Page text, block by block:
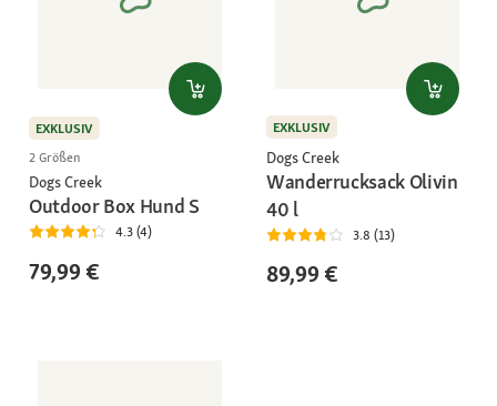
EXKLUSIV
2 Größen
Dogs Creek
Outdoor Box Hund S
4.3 (4)
79,99 €
EXKLUSIV
Dogs Creek
Wanderrucksack Olivin
40 l
3.8 (13)
89,99 €